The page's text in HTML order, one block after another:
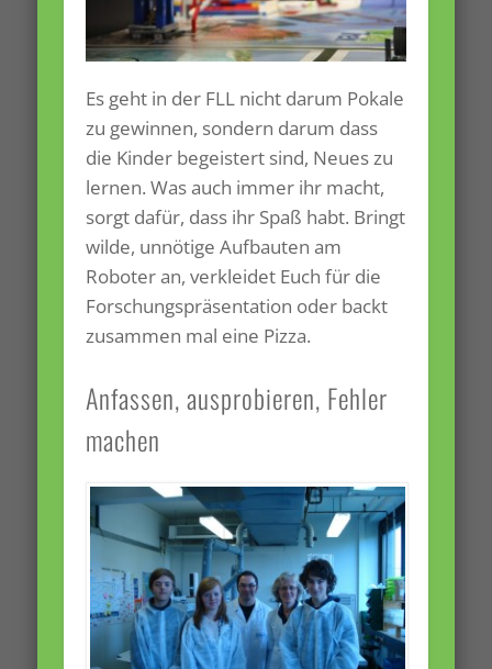
Es geht in der FLL nicht darum Pokale
zu gewinnen, sondern darum dass
die Kinder begeistert sind, Neues zu
lernen. Was auch immer ihr macht,
sorgt dafür, dass ihr Spaß habt. Bringt
wilde, unnötige Aufbauten am
Roboter an, verkleidet Euch für die
Forschungspräsentation oder backt
zusammen mal eine Pizza.
Anfassen, ausprobieren, Fehler
machen